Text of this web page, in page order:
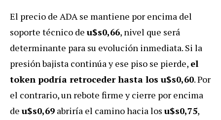
El precio de ADA se mantiene por encima del
soporte técnico de u$s0,66, nivel que será
determinante para su evolución inmediata. Si la
presión bajista continúa y ese piso se pierde, el
token podría retroceder hasta los u$s0,60. Por
el contrario, un rebote firme y cierre por encima
de u$s0,69 abriría el camino hacia los u$s0,75,